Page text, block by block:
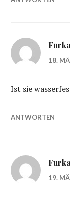
18.
Ist sie
ANTWORTEN
19.